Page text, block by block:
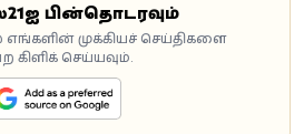
பின்தொடரவும்
எங்களின் முக்கியச் செய்திகளை
கிளிக் செய்யவும்.